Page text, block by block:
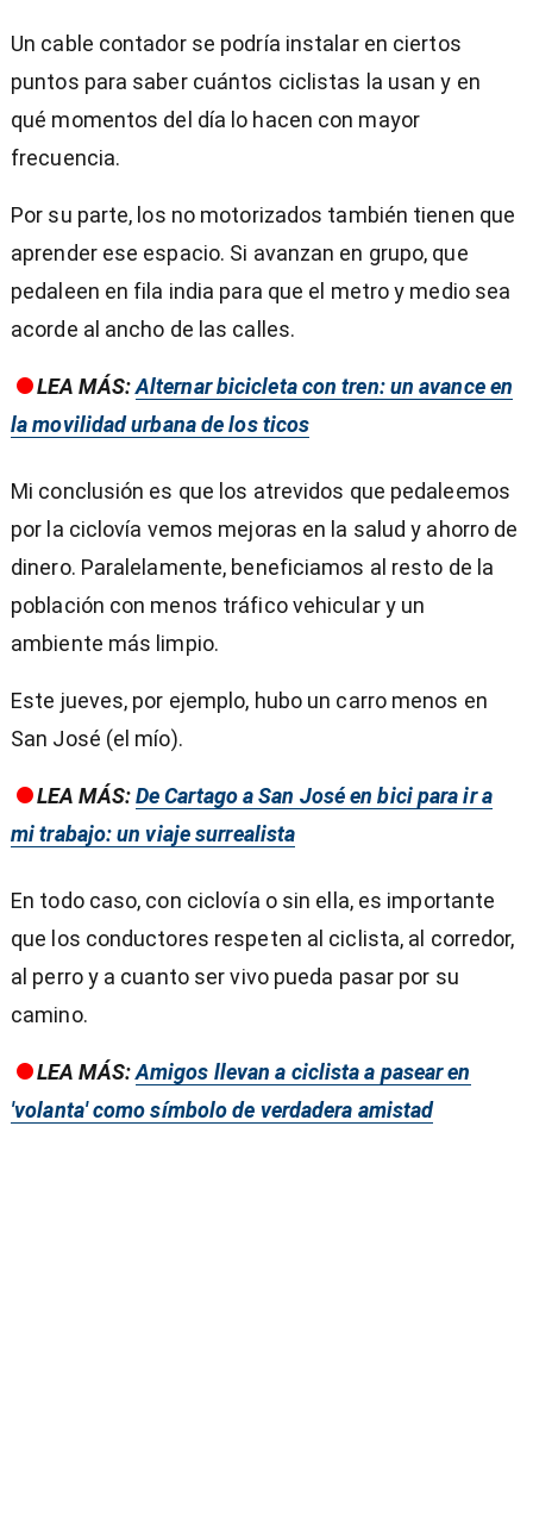
Un cable contador se podría instalar en ciertos
puntos para saber cuántos ciclistas la usan y en
qué momentos del día lo hacen con mayor
frecuencia.
Por su parte, los no motorizados también tienen que
aprender ese espacio. Si avanzan en grupo, que
pedaleen en fila india para que el metro y medio sea
acorde al ancho de las calles.
LEA MÁS:Alternar bicicleta con tren: un avance en
la movilidad urbana de los ticos
Mi conclusión es que los atrevidos que pedaleemos
por la ciclovía vemos mejoras en la salud y ahorro de
dinero. Paralelamente, beneficiamos al resto de la
población con menos tráfico vehicular y un
ambiente más limpio.
Este jueves, por ejemplo, hubo un carro menos en
San José (el mío).
LEA MÁS:De Cartago a San José en bici para ir a
mi trabajo: un viaje surrealista
En todo caso, con ciclovía o sin ella, es importante
que los conductores respeten al ciclista, al corredor,
al perro y a cuanto ser vivo pueda pasar por su
camino.
LEA MÁS:Amigos llevan a ciclista a pasear en
'volanta' como símbolo de verdadera amistad